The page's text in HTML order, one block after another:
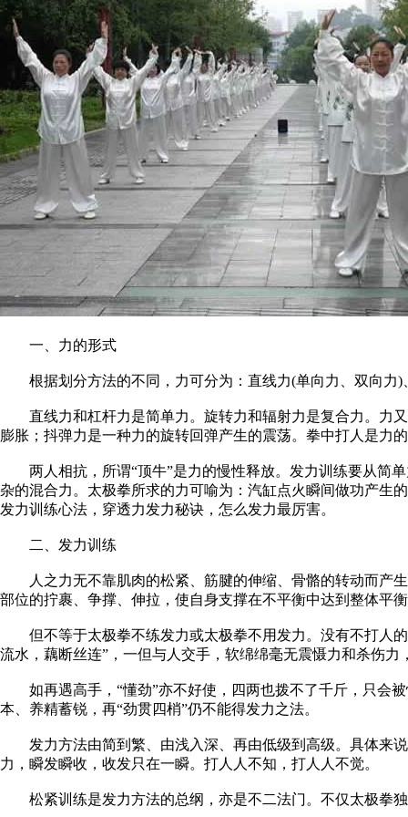
一、力的形式
根据划分方法的不同，力可分为：直线力(单向力、双向力)
直线力和杠杆力是简单力。旋转力和辐射力是复合力。力又
膨胀；抖弹力是一种力的旋转回弹产生的震荡。拳中打人是力
两人相抗，所谓“顶牛”是力的慢性释放。发力训练要从简单
杂的混合力。太极拳所求的力可喻为：汽缸点火瞬间做功产生
发力训练心法，穿透力发力秘诀，怎么发力最厉害。
二、发力训练
人之力无不靠肌肉的松紧、筋腱的伸缩、骨骼的转动而产生
部位的拧裹、争撑、伸拉，使自身支撑在不平衡中达到整体平
但不等于太极拳不练发力或太极拳不用发力。没有不打人的
流水，藕断丝连”，一但与人交手，软绵绵毫无震慑力和杀伤
如再遇高手，“懂劲”亦不好使，四两也拨不了千斤，只会被
本、养精蓄锐，再“劲贯四梢”仍不能得发力之法。
发力方法由简到繁、由浅入深、再由低级到高级。具体来说
力，瞬发瞬收，收发只在一瞬。打人人不知，打人人不觉。
松紧训练是发力方法的总纲，亦是不二法门。不仅太极拳独